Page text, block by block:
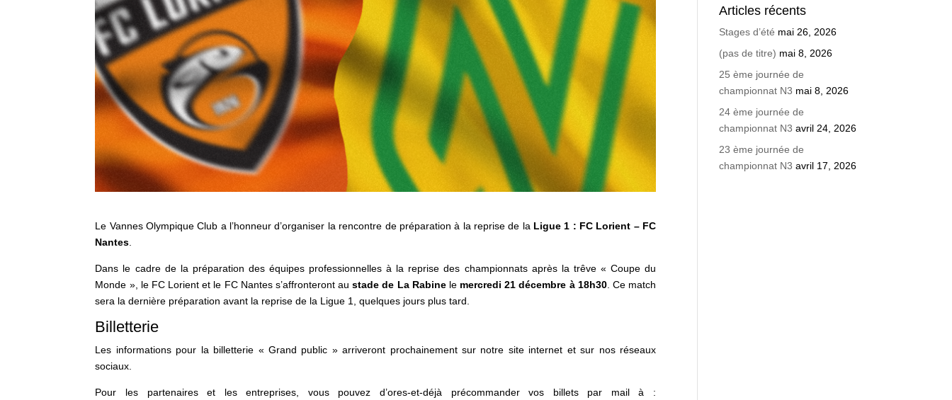
Le Vannes Olympique Club a l’honneur d’organiser la rencontre de préparation à la reprise de la Ligue 1 : FC Lorient – FC
Nantes
Dans le cadre de la préparation des équipes professionnelles à la reprise des championnats après la trêve « Coupe du
Monde », le FC Lorient et le FC Nantes s’affronteront austade de La Rabinelemercredi 21 décembre à 18h30. Ce match
sera la dernière préparation avant la reprise de la Ligue 1, quelques jours plus tard.
Billetterie
Les informations pour la billetterie « Grand public » arriveront prochainement sur notre site internet et sur nos réseaux
sociaux.
Pour les partenaires et les entreprises, vous pouvez d’ores-et-déjà précommander vos billets par mail à :
Articles récents
Stages d’été mai 26, 2026
(pas de titre) mai 8, 2026
25 ème journée de
championnat N3 mai 8, 2026
24 ème journée de
championnat N3 avril 24, 2026
23 ème journée de
championnat N3 avril 17, 2026